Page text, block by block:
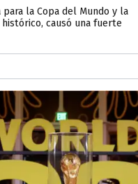
la Copa del Mundo y la
causó una fuerte